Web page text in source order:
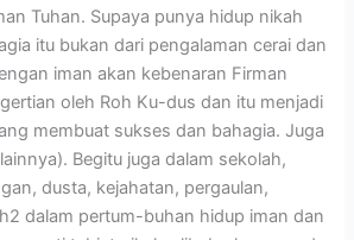
Tuhan. Supaya punya hidup nikah
itu bukan dari pengalaman cerai dan
iman akan kebenaran Firman
oleh Roh Ku-dus dan itu menjadi
membuat sukses dan bahagia. Juga
Begitu juga dalam sekolah,
dusta, kejahatan, pergaulan,
dalam pertum-buhan hidup iman dan